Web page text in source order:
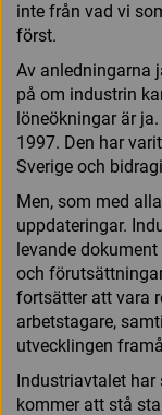
inte från vad vi
först.
Av anledningarna
på om industrin
löneökningar är
1997. Den har
Sverige och
Men, som med
uppdateringar.
levande
och
fortsätter att vara
arbetstagare,
utvecklingen
Industriavtalet
kommer att stå